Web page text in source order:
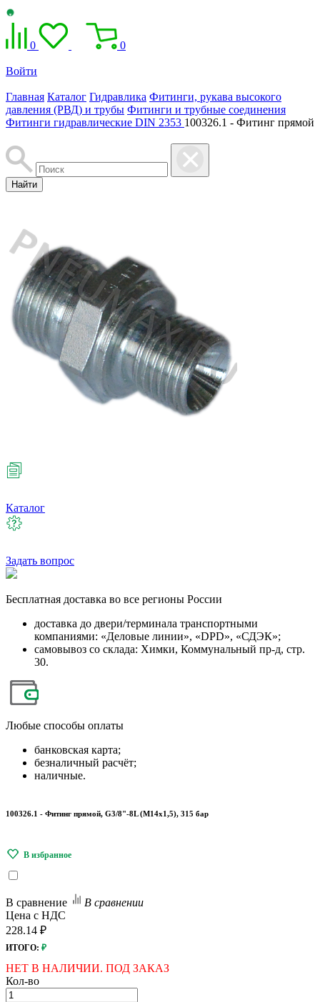
0 0
Войти
Главная Каталог Гидравлика Фитинги, рукава высокого
давления (РВД) и трубы Фитинги и трубные соединения
Фитинги гидравлические DIN 2353 100326.1 - Фитинг прямой
Найти
Каталог
Задать вопрос
Бесплатная доставка во все регионы России
доставка до двери/терминала транспортными
компаниями: «Деловые линии», «DPD», «СДЭК»;
самовывоз со склада: Химки, Коммунальный пр-д, стр.
30.
Любые способы оплаты
банковская карта;
безналичный расчёт;
наличные.
100326.1 - Фитинг прямой, G3/8"-8L (М14х1,5), 315 бар
В сравнение
В сравнении
Цена с НДС
228.14 ₽
ИТОГО: ₽
НЕТ В НАЛИЧИИ. ПОД ЗАКАЗ
Кол-во